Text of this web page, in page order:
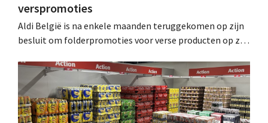
verspromoties
Aldi België is na enkele maanden teruggekomen op zijn
besluit om folderpromoties voor verse producten op zijn
werking treden: "Onze klanten willen goed
geïnformeerd worden." .